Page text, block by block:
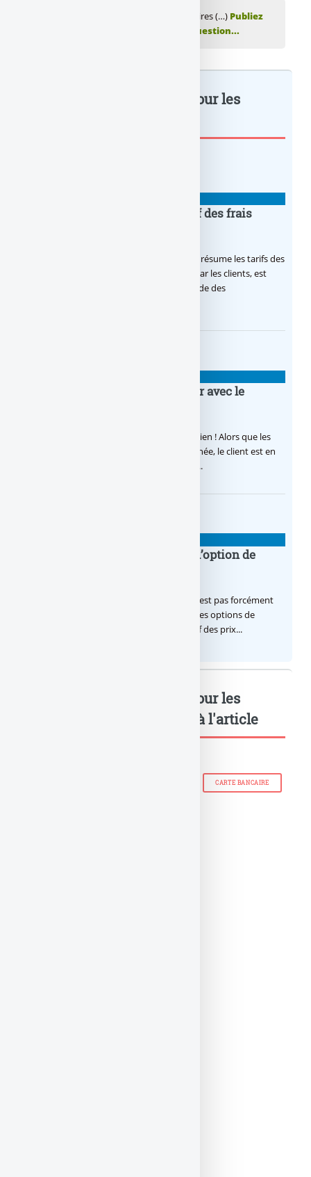
💬 Réagir à cet article Jeune : Offres bancaires (…) Publiez
votre commentaire ou posez votre question...
Jeune : Offres bancaires pour les
Changer de banque : comparatif des frais
Changer de banque : l’extrait standard qui résume les tarifs des
10 opérations bancaires les plus utilisées par les clients, est
devenu obligatoire. Une comparaison rapide des
Frais bancaires : il faut négocier avec le
Frais bancaires : qui ne demande rien, n’a rien ! Alors que les
frais bancaires augmentent d’année en année, le client est en
droit de demander une baisse de ses frais...
Frais bancaires : comparateur d’option de
Gérer ses comptes, un automatisme qui n’est pas forcément
votre tasse de thé, il existe une solution... les options de
gestion automatique, détails et comparatif des prix...
Jeune : Offres bancaires pour les
jeunes : Mots-clés relatifs à l'article
CARTE BANCAIRE